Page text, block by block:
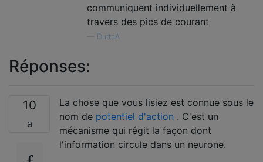
communiquent individuellement à
travers des pics de courant
DuttaA
Réponses:
10
La chose que vous lisiez est connue sous le
nom de potentiel d'action . C'est un
mécanisme qui régit la façon dont
l'information circule dans un neurone.